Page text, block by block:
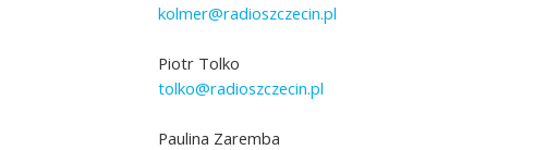
kolmer@radioszczecin.pl
Piotr Tolko
tolko@radioszczecin.pl
Paulina Zaremba